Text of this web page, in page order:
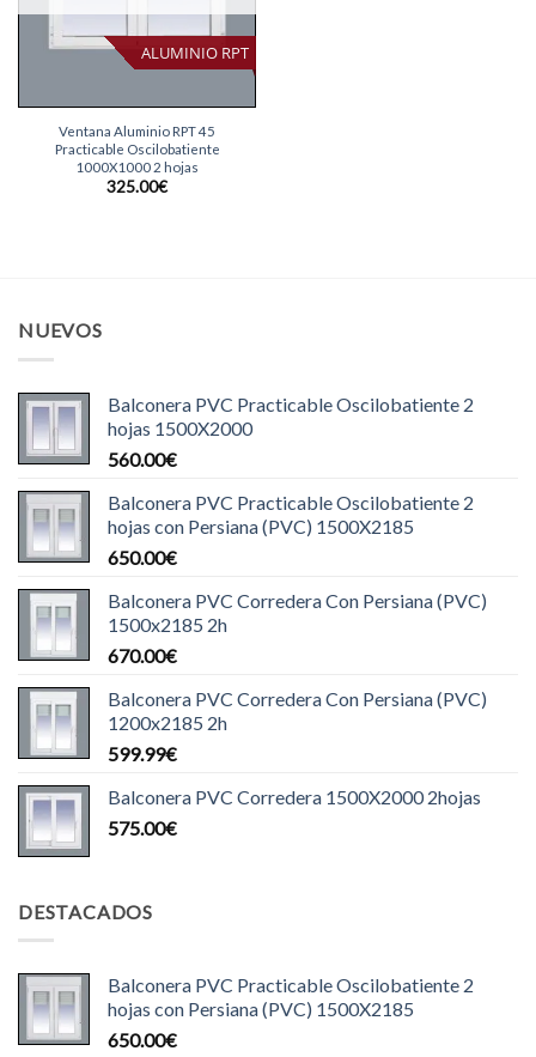
ALUMINIO RPT
Ventana Aluminio RPT 45
Practicable Oscilobatiente
1000X1000 2 hojas
325.00€
NUEVOS
Balconera PVC Practicable Oscilobatiente 2
hojas 1500X2000
560.00€
Balconera PVC Practicable Oscilobatiente 2
hojas con Persiana (PVC) 1500X2185
650.00€
Balconera PVC Corredera Con Persiana (PVC)
1500x2185 2h
670.00€
Balconera PVC Corredera Con Persiana (PVC)
1200x2185 2h
599.99€
Balconera PVC Corredera 1500X2000 2hojas
575.00€
DESTACADOS
Balconera PVC Practicable Oscilobatiente 2
hojas con Persiana (PVC) 1500X2185
650.00€